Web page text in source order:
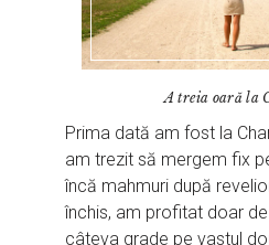
A treia oară la
Prima dată am fost la
am trezit să mergem fix
încă mahmuri după
închis, am profitat doar
câteva grade pe vastul